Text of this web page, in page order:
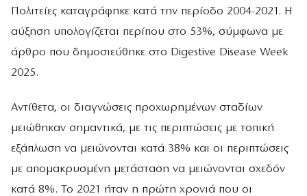
Πολιτείες καταγράφηκε κατά την περίοδο 2004-2021. Η
αύξηση υπολογίζεται περίπου στο 53%, σύμφωνα με
άρθρο που δημοσιεύθηκε στο Digestive Disease Week
2025.
Αντίθετα, οι διαγνώσεις προχωρημένων σταδίων
μειώθηκαν σημαντικά, με τις περιπτώσεις με τοπική
εξάπλωση να μειώνονται κατά 38% και οι περιπτώσεις
με απομακρυσμένη μετάσταση να μειώνονται σχεδόν
κατά 8%. Το 2021 ήταν η πρώτη χρονιά που οι